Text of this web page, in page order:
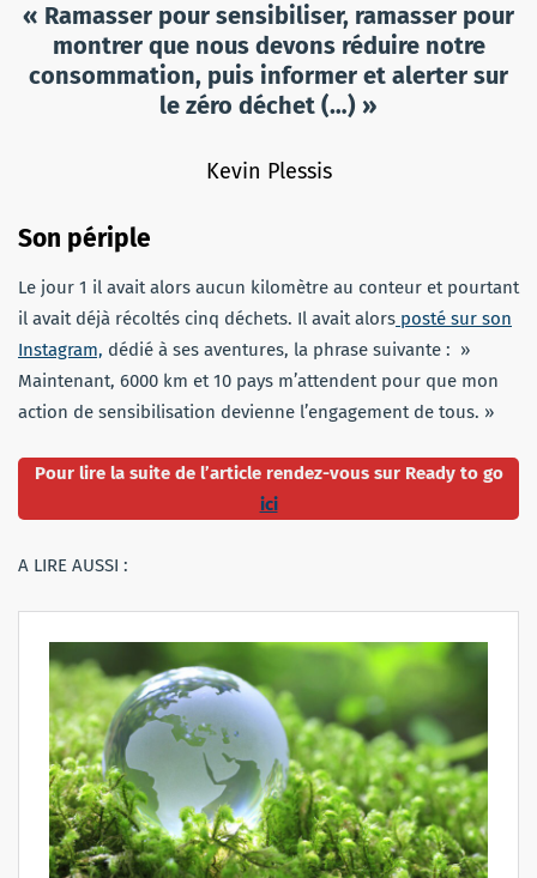
« Ramasser pour sensibiliser, ramasser pour
montrer que nous devons réduire notre
consommation, puis informer et alerter sur
le zéro déchet (…) »
Kevin Plessis
Son périple
Le jour 1 il avait alors aucun kilomètre au conteur et pourtant
il avait déjà récoltés cinq déchets. Il avait alors posté sur son
Instagram, dédié à ses aventures, la phrase suivante : »
Maintenant, 6000 km et 10 pays m’attendent pour que mon
action de sensibilisation devienne l’engagement de tous. »
Pour lire la suite de l’article rendez-vous sur Ready to go
ici
A LIRE AUSSI :